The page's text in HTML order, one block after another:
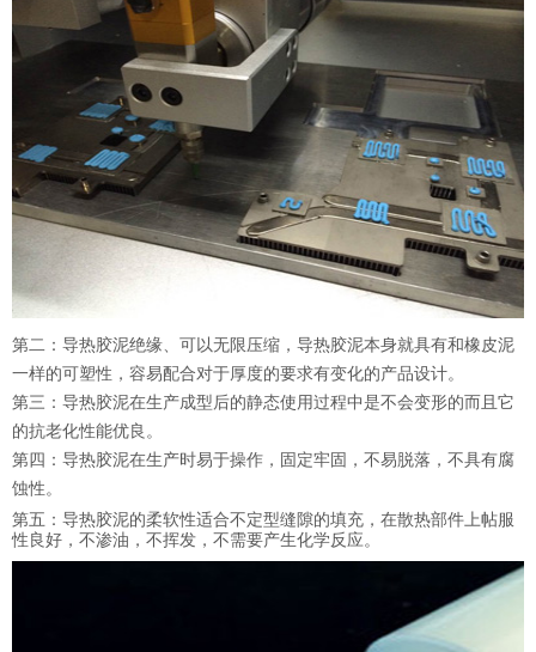
第二：导热胶泥绝缘、可以无限压缩，导热胶泥本身就具有和橡皮泥
一样的可塑性，容易配合对于厚度的要求有变化的产品设计。
第三：导热胶泥在生产成型后的静态使用过程中是不会变形的而且它
的抗老化性能优良。
第四：导热胶泥在生产时易于操作，固定牢固，不易脱落，不具有腐
蚀性。
第五：导热胶泥的柔软性适合不定型缝隙的填充，在散热部件上帖服
性良好，不渗油，不挥发，不需要产生化学反应。